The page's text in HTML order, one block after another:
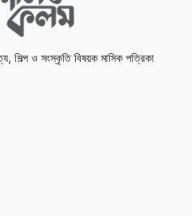
শিল্প ও সংস্কৃতি বিষয়ক মাসিক পত্রিকা